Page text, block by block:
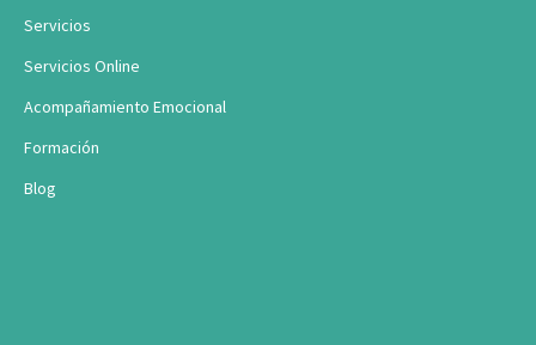
Servicios
Servicios Online
Acompañamiento Emocional
Formación
Blog